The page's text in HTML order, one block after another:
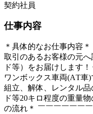
契約社員
仕事内容
＊具体的なお仕事内容
取引のあるお客様の元
ド等）をお届けします
ワンボックス車両(AТ車
組立、解体、レンタル
ド等20キロ程度の重量
の流れ＊ ￣￣￣￣￣￣